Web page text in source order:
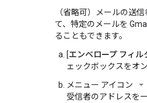
（省略可）メールの送
て、特定のメールを
ることもできます。
[エンベロープ フィル
ェックボックスをオ
メニュー アイコン
受信者のアドレスを